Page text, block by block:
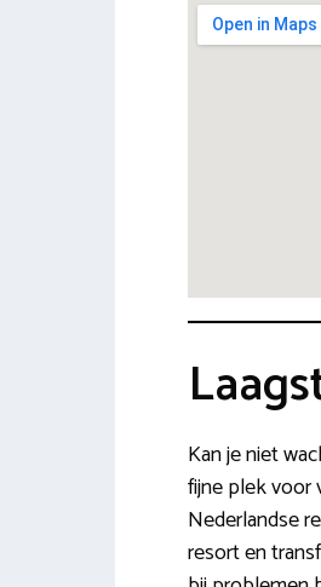
Kan je niet
fijne plek voor
Nederlandse
resort en